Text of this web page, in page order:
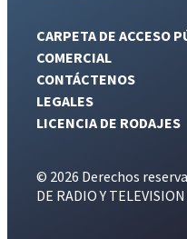
CARPETA DE ACCESO
COMERCIAL
CONTÁCTENOS
LEGALES
LICENCIA DE RODAJES
© 2026 Derechos
DE RADIO Y